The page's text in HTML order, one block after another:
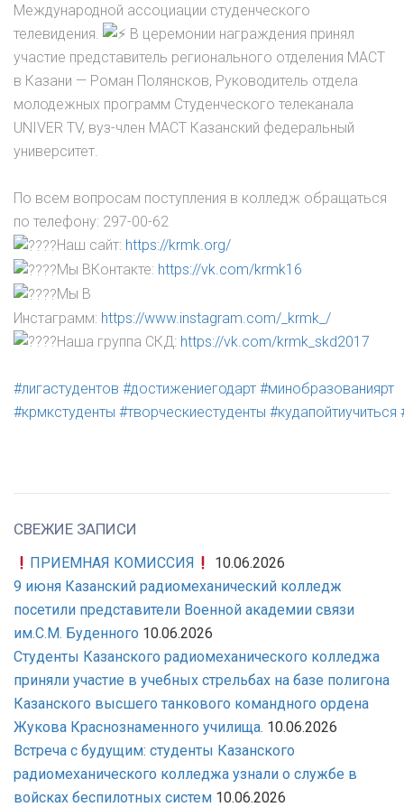
Международной ассоциации студенческого
телевидения.
В церемонии награждения принял
участие представитель регионального отделения МАСТ
в Казани — Роман Полянсков, Руководитель отдела
молодежных программ Студенческого телеканала
UNIVER TV, вуз-член МАСТ Казанский федеральный
университет.
По всем вопросам поступления в колледж обращаться
по телефону: 297-00-62
Наш сайт: https://krmk.org/
Мы ВКонтакте: https://vk.com/krmk16
Мы В
Инстаграмм: https://www.instagram.com/_krmk_/
Наша группа СКД: https://vk.com/krmk_skd2017
#лигастудентов #достижениегодарт #минобразованиярт
#крмкстуденты #творческиестуденты #кудапойтиучиться
СВЕЖИЕ ЗАПИСИ
ПРИЕМНАЯ КОМИССИЯ
10.06.2026
9 июня Казанский радиомеханический колледж
посетили представители Военной академии связи
им.С.М. Буденного 10.06.2026
Студенты Казанского радиомеханического колледжа
приняли участие в учебных стрельбах на базе полигона
Казанского высшего танкового командного ордена
Жукова Краснознаменного училища. 10.06.2026
Встреча с будущим: студенты Казанского
радиомеханического колледжа узнали о службе в
войсках беспилотных систем 10.06.2026